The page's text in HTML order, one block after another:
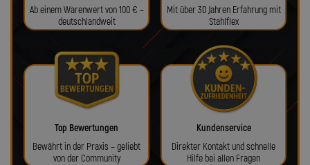
Ab einem Warenwert von 100 € –
deutschlandweit
Mit über 30 Jahren Erfahrung mit
Stahlflex
Top Bewertungen
Bewährt in der Praxis – geliebt
von der Community
Kundenservice
Direkter Kontakt und schnelle
Hilfe bei allen Fragen